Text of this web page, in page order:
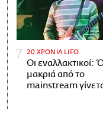
20 ΧΡΟΝΙΑ LIFO
Οι εναλλακτικοί:
μακριά από το
mainstream